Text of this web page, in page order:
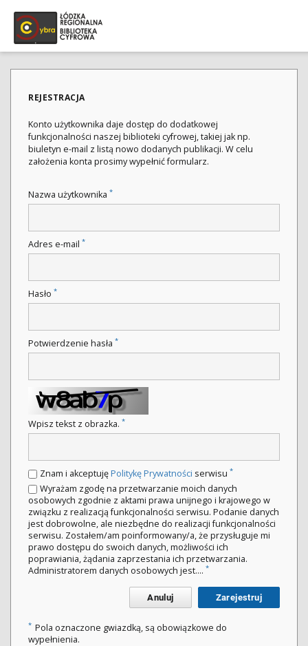
REJESTRACJA
Konto użytkownika daje dostęp do dodatkowej
funkcjonalności naszej biblioteki cyfrowej, takiej jak np.
biuletyn e-mail z listą nowo dodanych publikacji. W celu
założenia konta prosimy wypełnić formularz.
Nazwa użytkownika *
Adres e-mail *
Hasło *
Potwierdzenie hasła *
Wpisz tekst z obrazka. *
Znam i akceptujęPolitykę Prywatności serwisu *
Wyrażam zgodę na przetwarzanie moich danych
osobowych zgodnie z aktami prawa unijnego i krajowego w
związku z realizacją funkcjonalności serwisu. Podanie danych
jest dobrowolne, ale niezbędne do realizacji funkcjonalności
serwisu. Zostałem/am poinformowany/a, że przysługuje mi
prawo dostępu do swoich danych, możliwości ich
poprawiania, żądania zaprzestania ich przetwarzania.
Administratorem danych osobowych jest.... *
Anuluj Zarejestruj
* Pola oznaczone gwiazdką, są obowiązkowe do
wypełnienia.